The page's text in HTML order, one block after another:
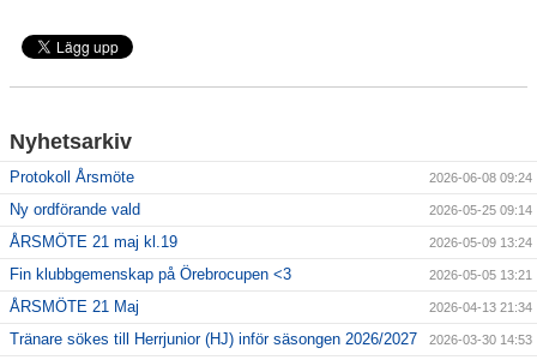
Nyhetsarkiv
Protokoll Årsmöte 2026-06-08 09:24
Ny ordförande vald 2026-05-25 09:14
ÅRSMÖTE 21 maj kl.19 2026-05-09 13:24
Fin klubbgemenskap på Örebrocupen <3 2026-05-05 13:21
ÅRSMÖTE 21 Maj 2026-04-13 21:34
Tränare sökes till Herrjunior (HJ) inför säsongen 2026/2027 2026-03-30 14:53